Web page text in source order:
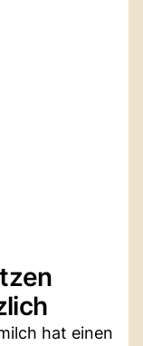
hat einen